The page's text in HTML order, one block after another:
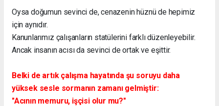
Oysa doğumun sevinci de, cenazenin hüznü de hepimiz
için aynıdır.
Kanunlarımız çalışanların statülerini farklı düzenleyebilir.
Ancak insanın acısı da sevinci de ortak ve eşittir.
Belki de artık çalışma hayatında şu soruyu daha
yüksek sesle sormanın zamanı gelmiştir:
"Acının memuru, işçisi olur mu?"